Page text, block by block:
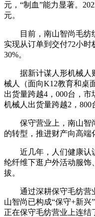
元，“制血”能力显著。
元。
目前，南山智尚毛纺织
实现从订单到交付72小
30%。
据新计谋人形机械人财
械人（面向K12教育和桌
出货量跨越4，000台，
机械人出货量跨越2，800
保守营业上，南山智
的转型，推进财产向高端
近几年，人们健康认
纶纤维下逛户外活动服饰
拔。
通过深耕保守毛纺营
山智尚已构成“保守+新兴
正在保守毛纺营业上连